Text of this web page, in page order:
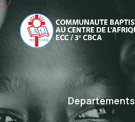
Departements